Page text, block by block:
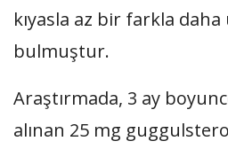
kıyasla az bir farkla
bulmuştur.
Araştırmada, 3 ay
alınan 25 mg